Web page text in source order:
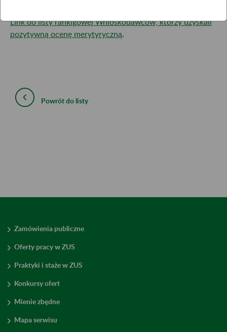
Link do listy rankigowej Wnioskodawców, którzy uzyskali
pozytywną ocenę merytyryczną
Powrót do listy
Zamówienia publiczne
Oferty pracy w ZUS
Praktyki i staże w ZUS
Konkursy ofert
Mienie zbędne
Mapa serwisu